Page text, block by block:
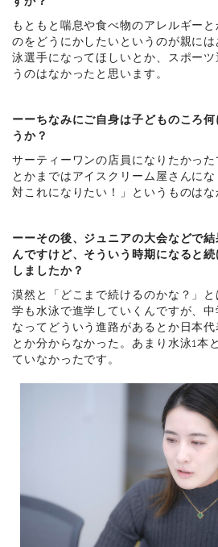
もともと喘息や食べ物のアレルギー
のをどうにかしたいというのが親に
泳選手になってほしいとか、スポー
うのはなかったと思います。
ーーちなみにご自身は子どものころ
うか？
サーティーワンの店員になりたかっ
とかまではアイスクリーム屋さんに
対これになりたい！」というものはな
ーーその後、ジュニアの大会などで
んですけど、そういう時期になると
しましたか？
漠然と「どこまで続けるのかな？」
学も水泳で進学していくんですが、
なってどういう進路があるとか日本
とか分からなかった。あまり水泳1本
ていなかったです。